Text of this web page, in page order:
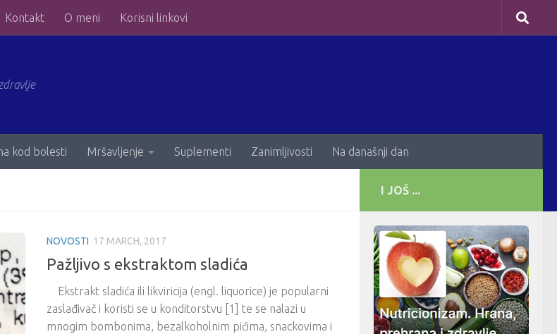
Kontakt O meni Korisni linkovi
kod bolesti Mršavljenje Suplementi Zanimljivosti Na današnji dan
NOVOSTI 17 MARCH, 2017
Pažljivo s ekstraktom sladića
Ekstrakt sladića ili likviricija (engl. liquorice) je popularni
zaslađivač i koristi se u konditorstvu [1] te se nalazi u
mnogim bombonima, bezalkoholnim pićima, snackovima i
I JOŠ ...